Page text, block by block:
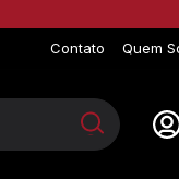
Contato Quem